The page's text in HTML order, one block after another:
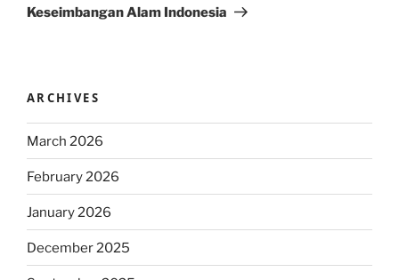
Keseimbangan Alam Indonesia
ARCHIVES
March 2026
February 2026
January 2026
December 2025